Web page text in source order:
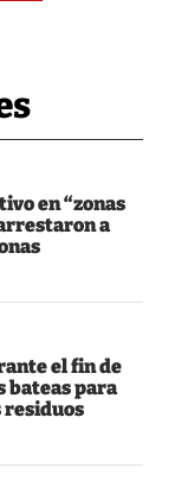
en “zonas
a
el fin de
bateas para